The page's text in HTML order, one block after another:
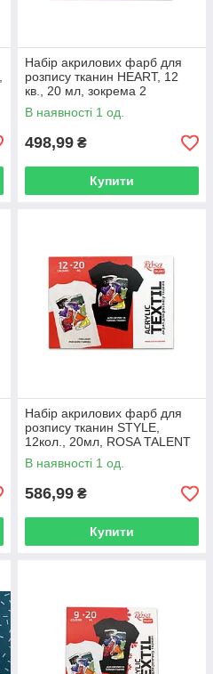
Набір акрилових фарб для
розпису тканин HEART, 12
кв., 20 мл, зокрема 2
металевики, ROSA TALENT
В наявності 1 од.
498,99 ₴
Купити
Набір акрилових фарб для
розпису тканин STYLE,
12кол., 20мл, ROSA TALENT
В наявності 1 од.
586,99 ₴
Купити